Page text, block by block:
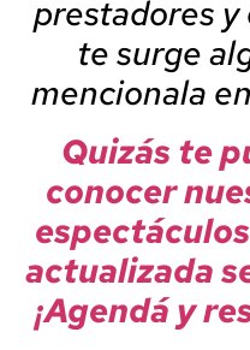
prestadores y
te surge
mencionala
Quizás te
conocer
actualizada
¡Agendá y